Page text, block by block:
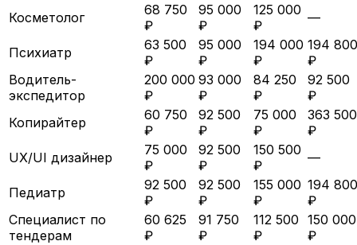
Косметолог
68 750
₽
95 000
₽
125 000
₽
—
Психиатр
63 500
₽
95 000
₽
194 000
₽
194 800
₽
Водитель-
экспедитор
200 000
₽
93 000
₽
84 250
₽
92 500
₽
Копирайтер
60 750
₽
92 500
₽
75 000
₽
363 500
₽
UX/UI дизайнер
75 000
₽
92 500
₽
150 500
₽
—
Педиатр
92 500
₽
92 500
₽
155 000
₽
194 800
₽
Специалист по
тендерам
60 625
₽
91 750
₽
112 500
₽
150 000
₽